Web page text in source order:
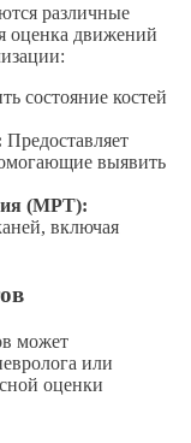
различные
оценка движений
состояние костей
Предоставляет
выявить
(МРТ):
включая
может
или
оценки